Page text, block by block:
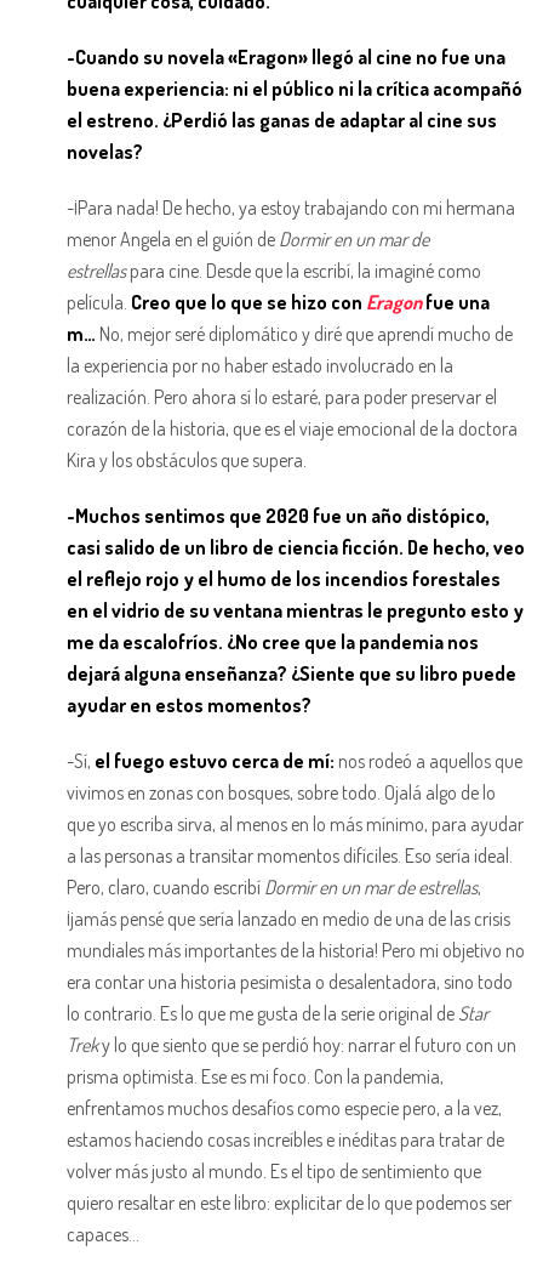
-Cuando su novela «Eragon» llegó al cine no fue una
buena experiencia: ni el público ni la crítica acompañó
el estreno. ¿Perdió las ganas de adaptar al cine sus
novelas?
-¡Para nada! De hecho, ya estoy trabajando con mi hermana
menor Angela en el guión de Dormir en un mar de
estrellaspara cine. Desde que la escribí, la imaginé como
película. Creo que lo que se hizo con Eragonfue una
m… No, mejor seré diplomático y diré que aprendí mucho de
la experiencia por no haber estado involucrado en la
realización. Pero ahora sí lo estaré, para poder preservar el
corazón de la historia, que es el viaje emocional de la doctora
Kira y los obstáculos que supera.
-Muchos sentimos que 2020 fue un año distópico,
casi salido de un libro de ciencia ficción. De hecho, veo
el reflejo rojo y el humo de los incendios forestales
en el vidrio de su ventana mientras le pregunto esto y
me da escalofríos. ¿No cree que la pandemia nos
dejará alguna enseñanza? ¿Siente que su libro puede
ayudar en estos momentos?
-Sí, el fuego estuvo cerca de mí: nos rodeó a aquellos que
vivimos en zonas con bosques, sobre todo. Ojalá algo de lo
que yo escriba sirva, al menos en lo más mínimo, para ayudar
a las personas a transitar momentos difíciles. Eso sería ideal.
Pero, claro, cuando escribí Dormir en un mar de estrellas,
¡jamás pensé que sería lanzado en medio de una de las crisis
mundiales más importantes de la historia! Pero mi objetivo no
era contar una historia pesimista o desalentadora, sino todo
lo contrario. Es lo que me gusta de la serie original de Star
Treky lo que siento que se perdió hoy: narrar el futuro con un
prisma optimista. Ese es mi foco. Con la pandemia,
enfrentamos muchos desafíos como especie pero, a la vez,
estamos haciendo cosas increíbles e inéditas para tratar de
volver más justo al mundo. Es el tipo de sentimiento que
quiero resaltar en este libro: explicitar de lo que podemos ser
capaces…